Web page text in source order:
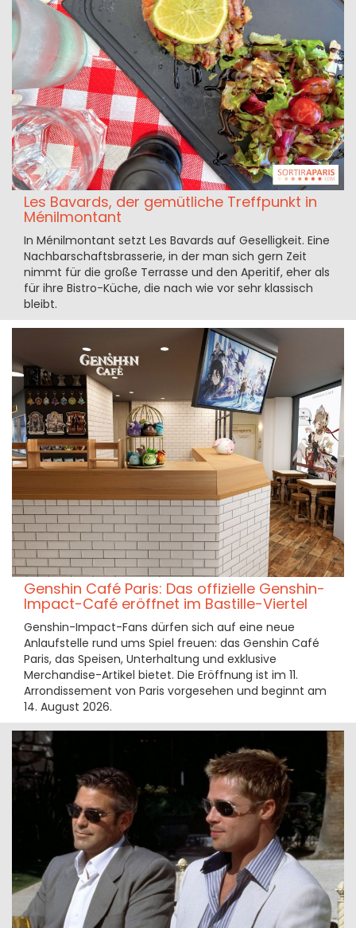
Les Bavards, der gemütliche Treffpunkt in
Ménilmontant
In Ménilmontant setzt Les Bavards auf Geselligkeit. Eine
Nachbarschaftsbrasserie, in der man sich gern Zeit
nimmt für die große Terrasse und den Aperitif, eher als
für ihre Bistro-Küche, die nach wie vor sehr klassisch
bleibt.
Genshin Café Paris: Das offizielle Genshin-
Impact-Café eröffnet im Bastille-Viertel
Genshin-Impact-Fans dürfen sich auf eine neue
Anlaufstelle rund ums Spiel freuen: das Genshin Café
Paris, das Speisen, Unterhaltung und exklusive
Merchandise-Artikel bietet. Die Eröffnung ist im 11.
Arrondissement von Paris vorgesehen und beginnt am
14. August 2026.